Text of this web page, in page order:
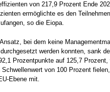
von 217,9 Prozent Ende
ermöglichte es den
so die Eiopa.
bei dem keine
werden konnten, sank
Prozentpunkte auf 125,7 Prozent,
von 100 Prozent
Ebene mit.